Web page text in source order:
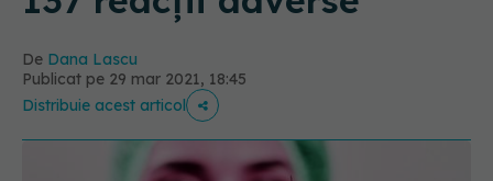
De Dana Lascu
Publicat pe 29 mar 2021, 18:45
Distribuie acest articol